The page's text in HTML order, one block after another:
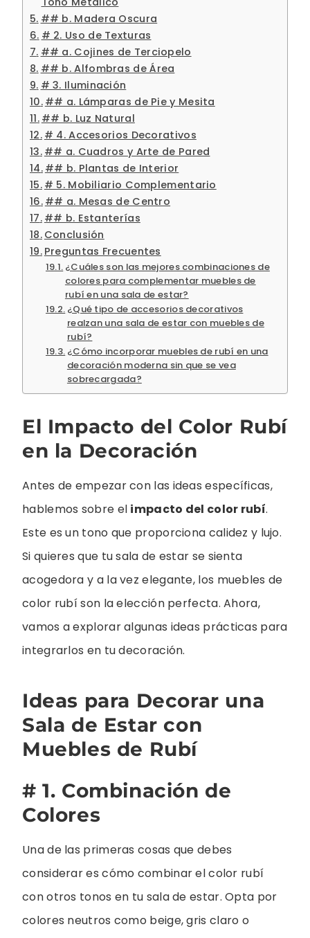
## b. Madera Oscura
# 2. Uso de Texturas
## a. Cojines de Terciopelo
## b. Alfombras de Área
# 3. Iluminación
## a. Lámparas de Pie y Mesita
## b. Luz Natural
# 4. Accesorios Decorativos
## a. Cuadros y Arte de Pared
## b. Plantas de Interior
# 5. Mobiliario Complementario
## a. Mesas de Centro
## b. Estanterías
Conclusión
Preguntas Frecuentes
¿Cuáles son las mejores combinaciones de
colores para complementar muebles de
rubí en una sala de estar?
¿Qué tipo de accesorios decorativos
realzan una sala de estar con muebles de
rubí?
¿Cómo incorporar muebles de rubí en una
decoración moderna sin que se vea
sobrecargada?
El Impacto del Color Rubí
en la Decoración
Antes de empezar con las ideas específicas,
hablemos sobre el impacto del color rubí.
Este es un tono que proporciona calidez y lujo.
Si quieres que tu sala de estar se sienta
acogedora y a la vez elegante, los muebles de
color rubí son la elección perfecta. Ahora,
vamos a explorar algunas ideas prácticas para
integrarlos en tu decoración.
Ideas para Decorar una
Sala de Estar con
Muebles de Rubí
# 1. Combinación de
Colores
Una de las primeras cosas que debes
considerar es cómo combinar el color rubí
con otros tonos en tu sala de estar. Opta por
colores neutros como beige, gris claro o